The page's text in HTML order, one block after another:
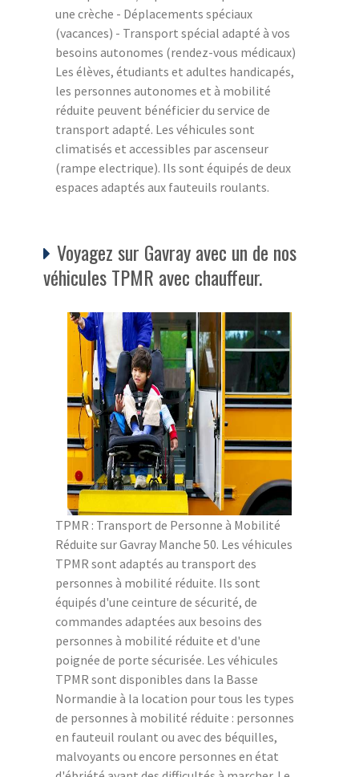
une crèche - Déplacements spéciaux
(vacances) - Transport spécial adapté à vos
besoins autonomes (rendez-vous médicaux)
Les élèves, étudiants et adultes handicapés,
les personnes autonomes et à mobilité
réduite peuvent bénéficier du service de
transport adapté. Les véhicules sont
climatisés et accessibles par ascenseur
(rampe electrique). Ils sont équipés de deux
espaces adaptés aux fauteuils roulants.
Voyagez sur Gavray avec un de nos
véhicules TPMR avec chauffeur.
TPMR : Transport de Personne à Mobilité
Réduite sur Gavray Manche 50. Les véhicules
TPMR sont adaptés au transport des
personnes à mobilité réduite. Ils sont
équipés d'une ceinture de sécurité, de
commandes adaptées aux besoins des
personnes à mobilité réduite et d'une
poignée de porte sécurisée. Les véhicules
TPMR sont disponibles dans la Basse
Normandie à la location pour tous les types
de personnes à mobilité réduite : personnes
en fauteuil roulant ou avec des béquilles,
malvoyants ou encore personnes en état